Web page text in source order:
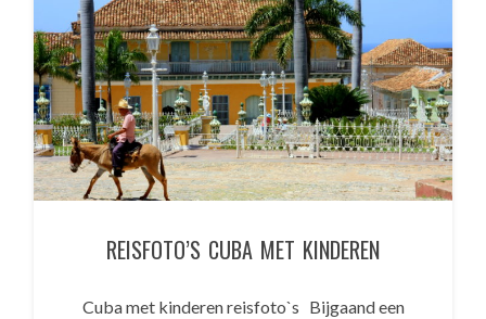
REISFOTO’S CUBA MET KINDEREN
Cuba met kinderen reisfoto`s Bijgaand een